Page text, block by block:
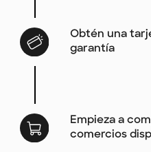
Obtén una
garantía
Empieza a
comercios